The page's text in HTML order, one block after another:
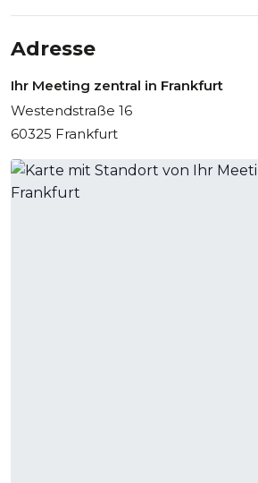
Adresse
Ihr Meeting zentral in Frankfurt
Westendstraße 16
60325 Frankfurt